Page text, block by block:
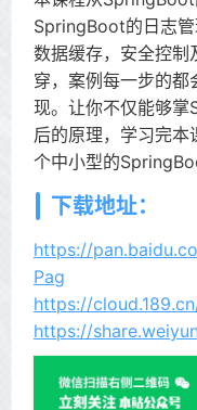
SpringBoot的日志管
数据缓存，安全控制
穿，案例每一步的都
现。让你不仅能够
后的原理，学习完
个中小型的
下载地址：
https://
Pag
https://
https://